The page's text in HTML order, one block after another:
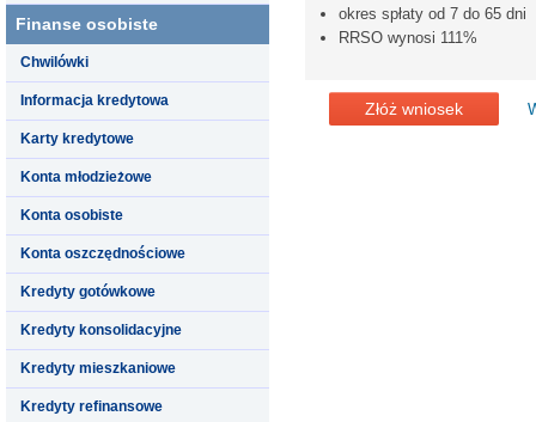
Finanse osobiste
Chwilówki
Informacja kredytowa
Karty kredytowe
Konta młodzieżowe
Konta osobiste
Konta oszczędnościowe
Kredyty gotówkowe
Kredyty konsolidacyjne
Kredyty mieszkaniowe
Kredyty refinansowe
okres spłaty od 7 do 65 dni
RRSO wynosi 111%
Złóż wniosek